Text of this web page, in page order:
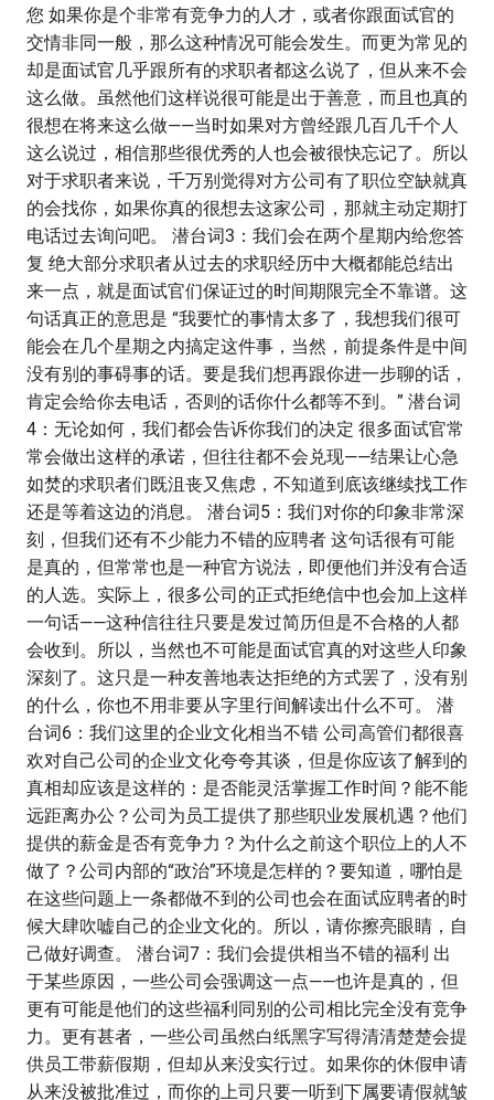
您 如果你是个非常有竞争力的人才，或者你跟面试官的
交情非同一般，那么这种情况可能会发生。而更为常见的
却是面试官几乎跟所有的求职者都这么说了，但从来不会
这么做。虽然他们这样说很可能是出于善意，而且也真的
很想在将来这么做——当时如果对方曾经跟几百几千个人
这么说过，相信那些很优秀的人也会被很快忘记了。所以
对于求职者来说，千万别觉得对方公司有了职位空缺就真
的会找你，如果你真的很想去这家公司，那就主动定期打
电话过去询问吧。 潜台词3：我们会在两个星期内给您答
复 绝大部分求职者从过去的求职经历中大概都能总结出
来一点，就是面试官们保证过的时间期限完全不靠谱。这
句话真正的意思是 “我要忙的事情太多了，我想我们很可
能会在几个星期之内搞定这件事，当然，前提条件是中间
没有别的事碍事的话。要是我们想再跟你进一步聊的话，
肯定会给你去电话，否则的话你什么都等不到。” 潜台词
4：无论如何，我们都会告诉你我们的决定 很多面试官常
常会做出这样的承诺，但往往都不会兑现——结果让心急
如焚的求职者们既沮丧又焦虑，不知道到底该继续找工作
还是等着这边的消息。 潜台词5：我们对你的印象非常深
刻，但我们还有不少能力不错的应聘者 这句话很有可能
是真的，但常常也是一种官方说法，即便他们并没有合适
的人选。实际上，很多公司的正式拒绝信中也会加上这样
一句话——这种信往往只要是发过简历但是不合格的人都
会收到。所以，当然也不可能是面试官真的对这些人印象
深刻了。这只是一种友善地表达拒绝的方式罢了，没有别
的什么，你也不用非要从字里行间解读出什么不可。 潜
台词6：我们这里的企业文化相当不错 公司高管们都很喜
欢对自己公司的企业文化夸夸其谈，但是你应该了解到的
真相却应该是这样的：是否能灵活掌握工作时间？能不能
远距离办公？公司为员工提供了那些职业发展机遇？他们
提供的薪金是否有竞争力？为什么之前这个职位上的人不
做了？公司内部的“政治”环境是怎样的？要知道，哪怕是
在这些问题上一条都做不到的公司也会在面试应聘者的时
候大肆吹嘘自己的企业文化的。所以，请你擦亮眼睛，自
己做好调查。 潜台词7：我们会提供相当不错的福利 出
于某些原因，一些公司会强调这一点——也许是真的，但
更有可能是他们的这些福利同别的公司相比完全没有竞争
力。更有甚者，一些公司虽然白纸黑字写得清清楚楚会提
供员工带薪假期，但却从来没实行过。如果你的休假申请
从来没被批准过，而你的上司只要一听到下属要请假就皱